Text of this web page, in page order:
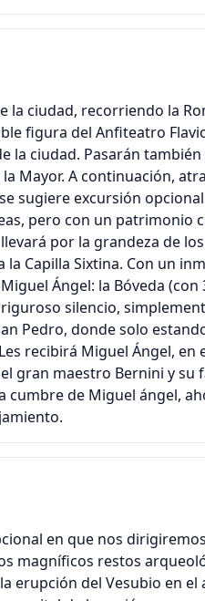
la ciudad, recorriendo la
figura del Anfiteatro
la ciudad. Pasarán
Mayor. A continuación,
sugiere excursión
pero con un patrimonio
por la grandeza de
Capilla Sixtina. Con un
Ángel: la Bóveda (con
silencio,
Pedro, donde solo
recibirá Miguel Ángel, en
gran maestro Bernini y su
cumbre de Miguel ángel,
en que nos
magníficos restos
erupción del Vesubio en el